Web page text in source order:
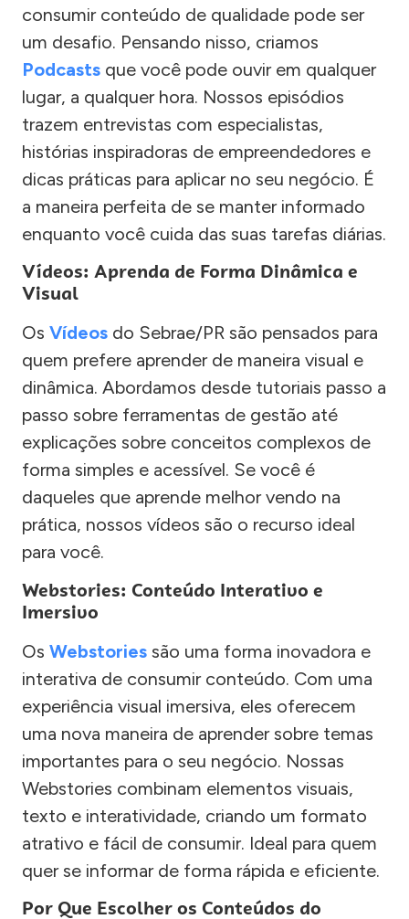
consumir conteúdo de qualidade pode ser
um desafio. Pensando nisso, criamos
Podcasts que você pode ouvir em qualquer
lugar, a qualquer hora. Nossos episódios
trazem entrevistas com especialistas,
histórias inspiradoras de empreendedores e
dicas práticas para aplicar no seu negócio. É
a maneira perfeita de se manter informado
enquanto você cuida das suas tarefas diárias.
Vídeos: Aprenda de Forma Dinâmica e
Visual
Os Vídeos do Sebrae/PR são pensados para
quem prefere aprender de maneira visual e
dinâmica. Abordamos desde tutoriais passo a
passo sobre ferramentas de gestão até
explicações sobre conceitos complexos de
forma simples e acessível. Se você é
daqueles que aprende melhor vendo na
prática, nossos vídeos são o recurso ideal
para você.
Webstories: Conteúdo Interativo e
Imersivo
Os Webstories são uma forma inovadora e
interativa de consumir conteúdo. Com uma
experiência visual imersiva, eles oferecem
uma nova maneira de aprender sobre temas
importantes para o seu negócio. Nossas
Webstories combinam elementos visuais,
texto e interatividade, criando um formato
atrativo e fácil de consumir. Ideal para quem
quer se informar de forma rápida e eficiente.
Por Que Escolher os Conteúdos do